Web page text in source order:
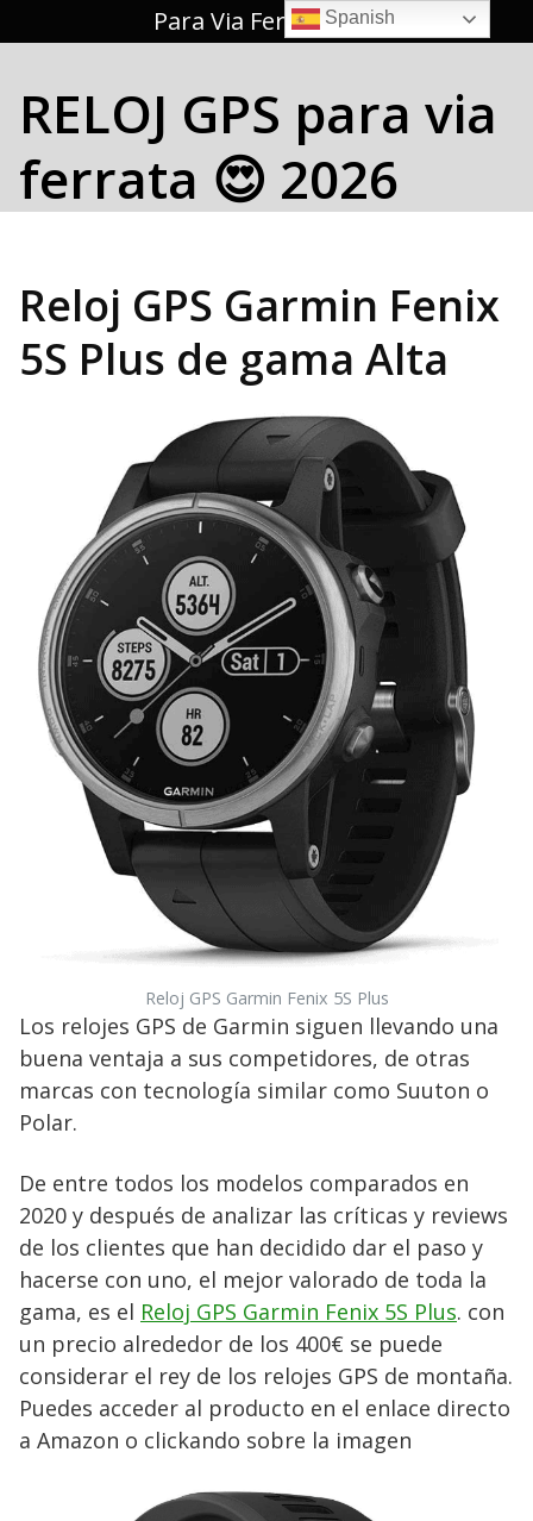
al
Para Via Ferrata 🥇
RELOJ GPS para via
ferrata 😍 2026
Reloj GPS Garmin Fenix
5S Plus de gama Alta
Reloj GPS Garmin Fenix 5S Plus
Los relojes GPS de Garmin siguen llevando una
buena ventaja a sus competidores, de otras
marcas con tecnología similar como Suuton o
Polar.
De entre todos los modelos comparados en
2020 y después de analizar las críticas y reviews
de los clientes que han decidido dar el paso y
hacerse con uno, el mejor valorado de toda la
gama, es el Reloj GPS Garmin Fenix 5S Plus. con
un precio alrededor de los 400€ se puede
considerar el rey de los relojes GPS de montaña.
Puedes acceder al producto en el enlace directo
a Amazon o clickando sobre la imagen
Spanish